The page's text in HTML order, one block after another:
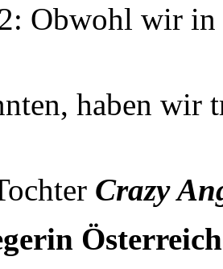
Obwohl wir in
haben wir
Crazy